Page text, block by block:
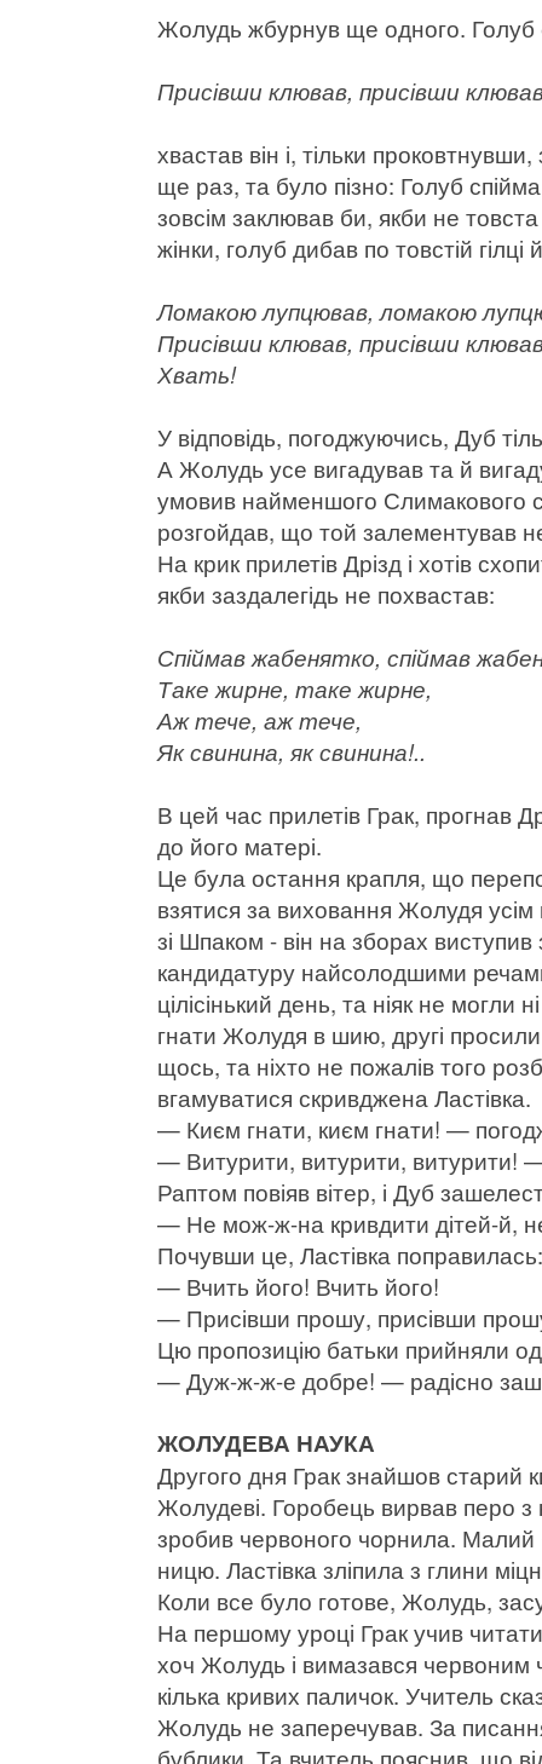
Жолудь жбурнув ще одного. Голуб
Присівши клював, присівши
хвастав він і, тільки
ще раз, та було пізно: Голуб
зовсім заклював би, якби не
жінки, голуб дибав по товстій
Ломакою лупцював, ломакою
Присівши клював, присівши
Хвать!
У відповідь, погоджуючись, Дуб
А Жолудь усе вигадував та й
умовив найменшого Слимакового
розгойдав, що той залементував
На крик прилетів Дрізд і хотів
якби заздалегідь не похвастав:
Спіймав жабенятко, спіймав
Таке жирне, таке жирне,
Аж тече, аж тече,
Як свинина, як свинина!..
В цей час прилетів Грак, прогнав
до його матері.
Це була остання крапля, що
взятися за виховання Жолудя усім
зі Шпаком - він на зборах
кандидатуру найсолодшими
цілісінький день, та ніяк не
гнати Жолудя в шию, другі
щось, та ніхто не пожалів того
вгамуватися скривджена Ластівка.
— Києм гнати, києм гнати! —
— Витурити, витурити, витурити!
Раптом повіяв вітер, і Дуб
— Не мож-ж-на кривдити дітей-й,
Почувши це, Ластівка поправилась:
— Вчить його! Вчить його!
— Присівши прошу, присівши
Цю пропозицію батьки прийняли
— Дуж-ж-ж-е добре! — радісно
ЖОЛУДЕВА НАУКА
Другого дня Грак знайшов старий
Жолудеві. Горобець вирвав перо
зробив червоного чорнила.
ницю. Ластівка зліпила з глини
Коли все було готове, Жолудь,
На першому уроці Грак учив
хоч Жолудь і вимазався червоним
кілька кривих паличок. Учитель
Жолудь не заперечував. За
бублики. Та вчитель пояснив, що